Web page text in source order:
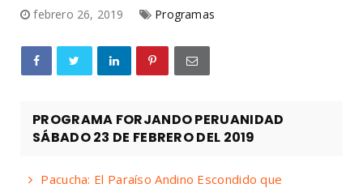
febrero 26, 2019 Programas
PROGRAMA FORJANDO PERUANIDAD
SÁBADO 23 DE FEBRERO DEL 2019
Pacucha: El Paraíso Andino Escondido que